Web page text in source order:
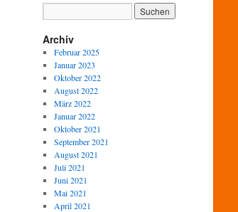
Archiv
Februar 2025
Januar 2023
Oktober 2022
August 2022
März 2022
Januar 2022
Oktober 2021
September 2021
August 2021
Juli 2021
Juni 2021
Mai 2021
April 2021